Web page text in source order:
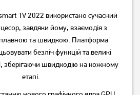
TV 2022 використано сучасний
завдяки йому, взаємодія з
плавною та швидкою. Платформа
безліч функцій та великі
зберігаючи швидкодію на кожному
етапі.